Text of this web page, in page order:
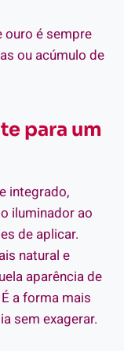
ouro é sempre
ou acúmulo de
para um
integrado,
iluminador ao
de aplicar.
natural e
aparência de
a forma mais
sem exagerar.